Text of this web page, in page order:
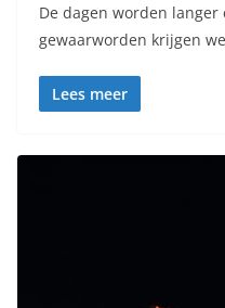
De dagen worden
gewaarworden krijgen
Lees meer